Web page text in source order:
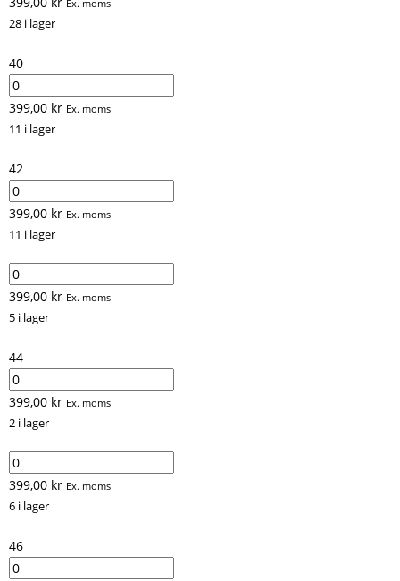
Ex. moms
28 i lager
40
399,00 kr Ex. moms
11 i lager
42
399,00 kr Ex. moms
11 i lager
399,00 kr Ex. moms
5 i lager
44
399,00 kr Ex. moms
2 i lager
399,00 kr Ex. moms
6 i lager
46